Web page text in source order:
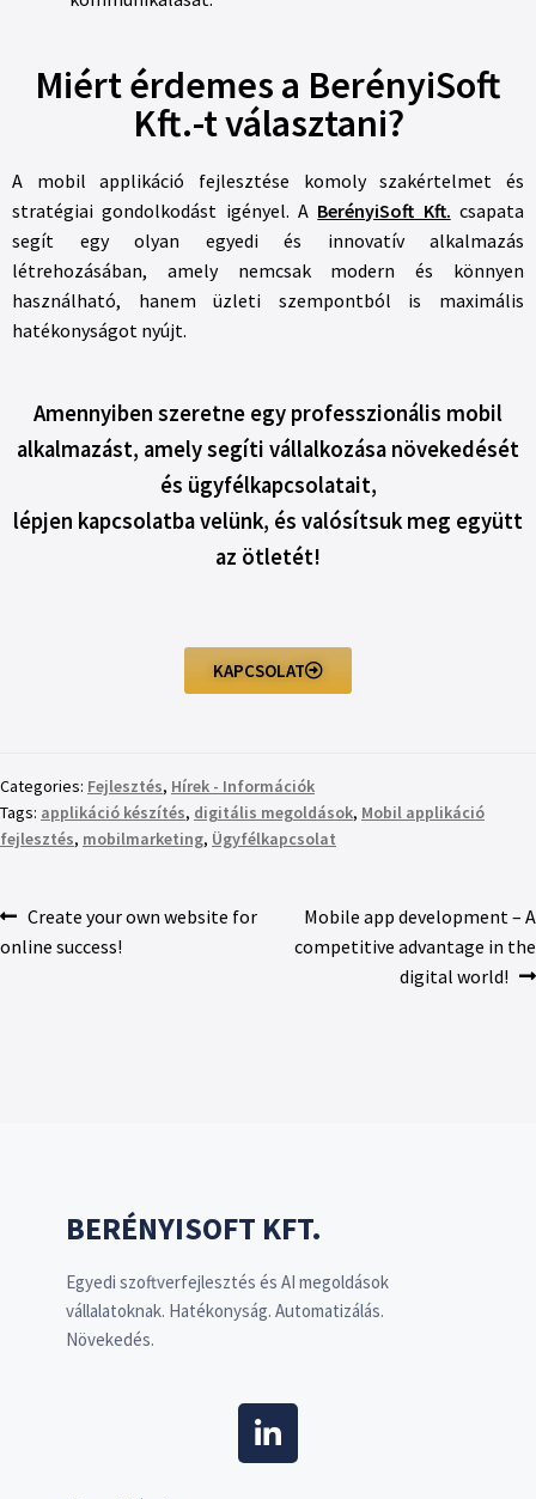
Miért érdemes a BerényiSoft
Kft.-t választani?
A mobil applikáció fejlesztése komoly szakértelmet és
stratégiai gondolkodást igényel. A BerényiSoft Kft. csapata
segít egy olyan egyedi és innovatív alkalmazás
létrehozásában, amely nemcsak modern és könnyen
használható, hanem üzleti szempontból is maximális
hatékonyságot nyújt.
Amennyiben szeretne egy professzionális mobil
alkalmazást, amely segíti vállalkozása növekedését
és ügyfélkapcsolatait,
lépjen kapcsolatba velünk, és valósítsuk meg együtt
az ötletét!
KAPCSOLAT
Categories: Fejlesztés, Hírek - Információk
Tags: applikáció készítés, digitális megoldások, Mobil applikáció
fejlesztés, mobilmarketing, Ügyfélkapcsolat
Create your own website for
online success!
Mobile app development – A
competitive advantage in the
digital world!
BERÉNYISOFT KFT.
Egyedi szoftverfejlesztés és AI megoldások
vállalatoknak. Hatékonyság. Automatizálás.
Növekedés.